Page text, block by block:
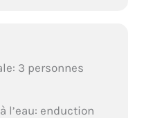
3 personnes
l’eau: enduction